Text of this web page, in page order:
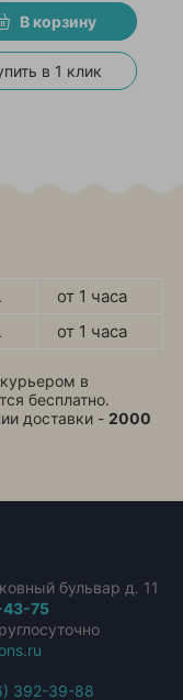
В корзину
в 1 клик
от 1 часа
от 1 часа
в
бесплатно.
доставки - 2000
бульвар д. 11
43-75
392-39-88